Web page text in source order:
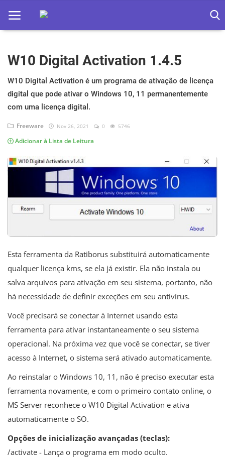
Home
Apps
Games
Web
Música
Jogos hoje na TV
W10 Digital Activation 1.4.5
W10 Digital Activation é um programa de ativação de licença
digital que pode ativar o Windows 10, 11 permanentemente
com uma licença digital.
Freeware Nov 26, 2021 0 5746
Adicionar à Lista de Leitura
Esta ferramenta da Ratiborus substituirá automaticamente
qualquer licença kms, se ela já existir. Ela não instala ou
salva arquivos para ativação em seu sistema, portanto, não
há necessidade de definir exceções em seu antivírus.
Você precisará se conectar à Internet usando esta
ferramenta para ativar instantaneamente o seu sistema
operacional. Na próxima vez que você se conectar, se tiver
acesso à Internet, o sistema será ativado automaticamente.
Ao reinstalar o Windows 10, 11, não é preciso executar esta
ferramenta novamente, e com o primeiro contato online, o
MS Server reconhece o W10 Digital Activation e ativa
automaticamente o SO.
Opções de inicialização avançadas (teclas):
/activate - Lança o programa em modo oculto.